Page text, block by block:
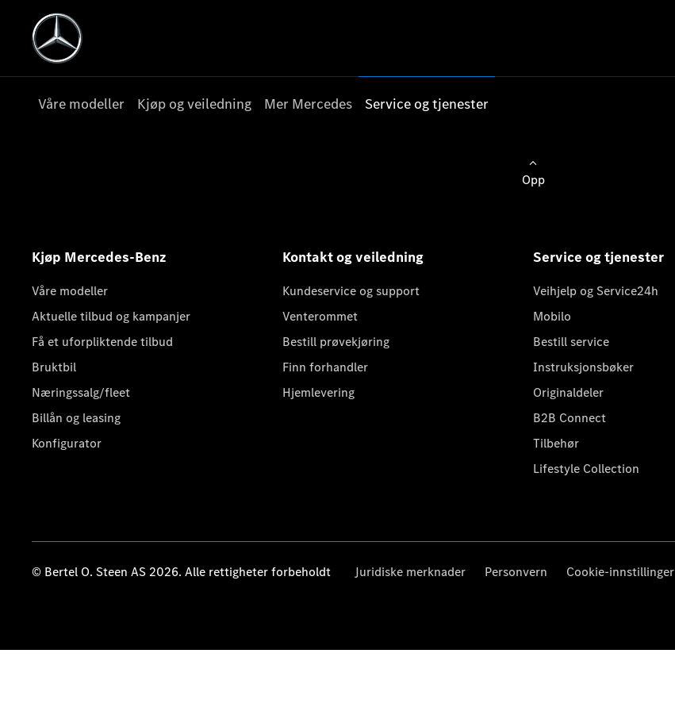
Våre modeller Kjøp og veiledning Mer Mercedes Service og tjenester
Opp
Kjøp Mercedes-Benz
Våre modeller
Aktuelle tilbud og kampanjer
Få et uforpliktende tilbud
Bruktbil
Næringssalg/fleet
Billån og leasing
Konfigurator
Kontakt og veiledning
Kundeservice og support
Venterommet
Bestill prøvekjøring
Finn forhandler
Hjemlevering
Service og tjenester
Veihjelp og Service24h
Mobilo
Bestill service
Instruksjonsbøker
Originaldeler
B2B Connect
Tilbehør
Lifestyle Collection
© Bertel O. Steen AS 2026. Alle rettigheter forbeholdt Juridiske merknader Personvern Cookie-innstillinger